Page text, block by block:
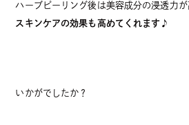
ハーブピーリング後は美容成分の浸透力
スキンケアの効果も高めてくれます♪
いかがでしたか？